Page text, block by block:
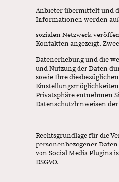
Anbieter übermittelt und
Informationen werden
sozialen Netzwerk
Kontakten angezeigt.
Datenerhebung und die
und Nutzung der Daten
sowie Ihre
Privatsphäre entnehmen
Datenschutzhinweisen
Rechtsgrundlage für die
personenbezogener
von Social Media Plugins
DSGVO.